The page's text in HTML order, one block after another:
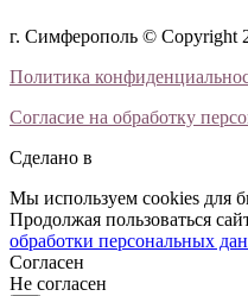
г. Симферополь © Copyright
Политика
Согласие на обработку
Сделано в
Мы используем cookies для
Продолжая пользоваться
обработки персональных
Согласен
Не согласен